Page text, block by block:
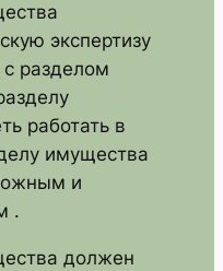
экспертизу
разделом
работать в
имущества
и
.
должен